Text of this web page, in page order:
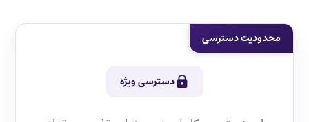
محدودیت دسترسی
دسترسی ویژه